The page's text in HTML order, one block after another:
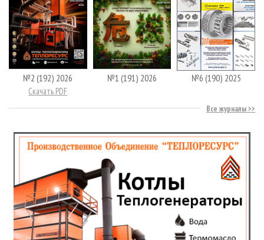
№2 (192) 2026
Скачать PDF
№1 (191) 2026 №6 (190) 2025
Все журналы